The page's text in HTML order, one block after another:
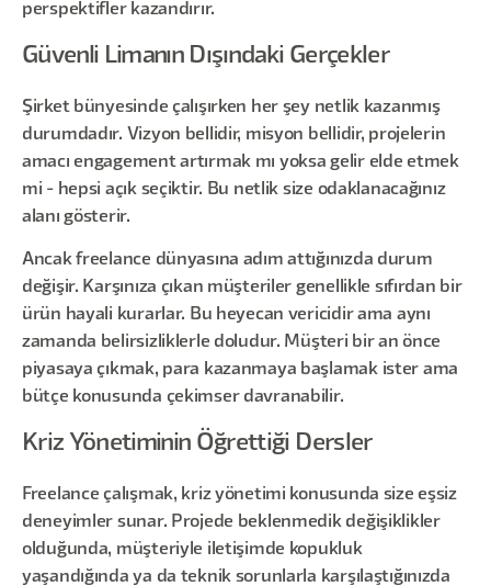
perspektifler kazandırır.
Güvenli Limanın Dışındaki Gerçekler
Şirket bünyesinde çalışırken her şey netlik kazanmış
durumdadır. Vizyon bellidir, misyon bellidir, projelerin
amacı engagement artırmak mı yoksa gelir elde etmek
mi - hepsi açık seçiktir. Bu netlik size odaklanacağınız
alanı gösterir.
Ancak freelance dünyasına adım attığınızda durum
değişir. Karşınıza çıkan müşteriler genellikle sıfırdan bir
ürün hayali kurarlar. Bu heyecan vericidir ama aynı
zamanda belirsizliklerle doludur. Müşteri bir an önce
piyasaya çıkmak, para kazanmaya başlamak ister ama
bütçe konusunda çekimser davranabilir.
Kriz Yönetiminin Öğrettiği Dersler
Freelance çalışmak, kriz yönetimi konusunda size eşsiz
deneyimler sunar. Projede beklenmedik değişiklikler
olduğunda, müşteriyle iletişimde kopukluk
yaşandığında ya da teknik sorunlarla karşılaştığınızda